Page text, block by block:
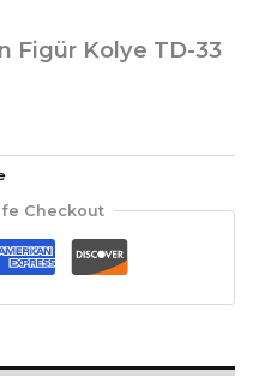
Figür Kolye TD-33
Checkout